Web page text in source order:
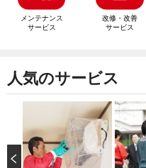
メンテナンス
サービス
改修・改善
サービス
人気のサービス